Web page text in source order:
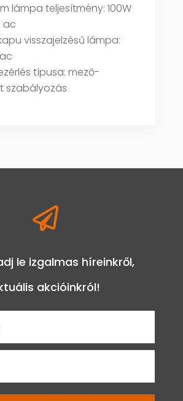
lámpa teljesítmény: 100W
ac
visszajelzésű lámpa:
típusa: mező-
szabályozás

le izgalmas híreinkről,
akcióinkról!